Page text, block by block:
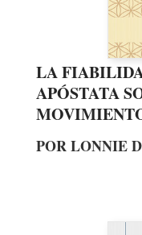
LA
APÓSTATA
POR LONNIE